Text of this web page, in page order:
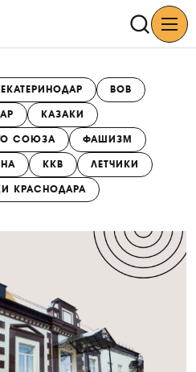
ЕКАТЕРИНОДАР ВОВ
КАЗАКИ
СОЮЗА ФАШИЗМ
ККВ ЛЕТЧИКИ
КРАСНОДАРА